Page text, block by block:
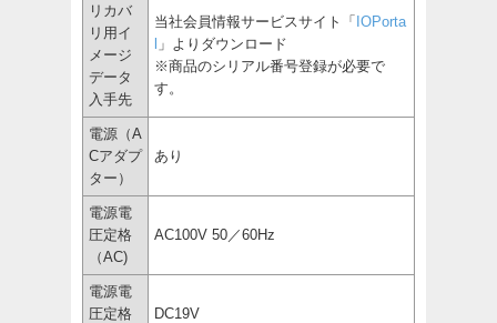
リカバ
リ用イ
メージ
データ
入手先
当社会員情報サービスサイト「 IOPorta
」よりダウンロード
※商品のシリアル番号登録が必要で
す。
電源（A
Cアダプ
ター）
あり
電源電
圧定格
（AC)
AC100V 50／60Hz
電源電
圧定格
DC19V